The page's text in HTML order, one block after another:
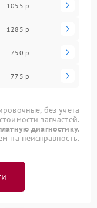
1055 р
1285 р
750 р
775 р
без учета
стоимости запчастей.
диагностику.
на неисправность.